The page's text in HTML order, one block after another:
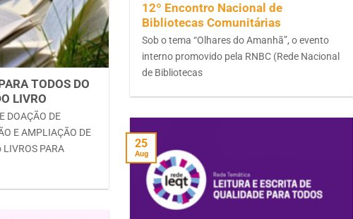
12º Encontro Nacional de
Bibliotecas Comunitárias
Sob o tema “Olhares do Amanhã”, o evento
interno promovido pela RNBC (Rede Nacional
de Bibliotecas
TODOS DO
LIVRO
DOAÇÃO DE
E AMPLIAÇÃO DE
PARA
25
Aug